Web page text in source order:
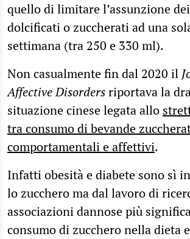
quello di limitare l’assunzione dei
dolcificati o zuccherati ad una
settimana (tra 250 e 330 ml).
Non casualmente fin dal 2020 il
Affective Disordersriportava la
situazione cinese legata allo
tra consumo di bevande
comportamentali e affettivi.
Infatti obesità e diabete sono sì
lo zucchero ma dal lavoro di
associazioni dannose più
consumo di zucchero nella dieta